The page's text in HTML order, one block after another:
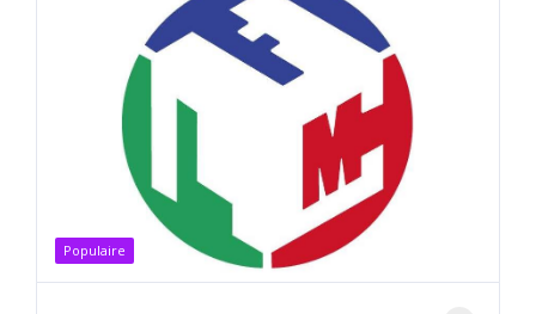
Populaire